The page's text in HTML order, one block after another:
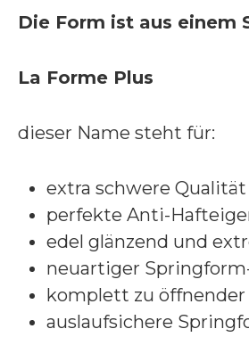
Die Form ist aus einem
La Forme Plus
dieser Name steht für:
extra schwere Qualität
perfekte Anti-
edel glänzend und
neuartiger
komplett zu öffnender
auslaufsichere